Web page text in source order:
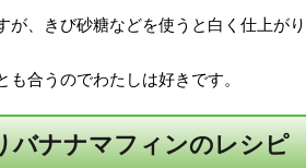
が、きび砂糖などを使うと白く仕上がり
合うのでわたしは好きです。
バナナマフィンのレシピ